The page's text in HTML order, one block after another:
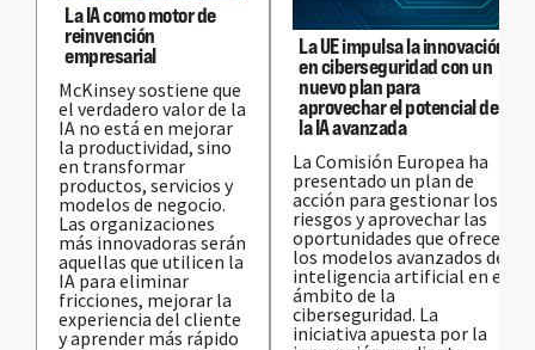
La IA como motor de
reinvención
empresarial
McKinsey sostiene que
el verdadero valor de la
IA no está en mejorar
la productividad, sino
en transformar
productos, servicios y
modelos de negocio.
Las organizaciones
más innovadoras serán
aquellas que utilicen la
IA para eliminar
fricciones, mejorar la
experiencia del cliente
y aprender más rápido
La UE impulsa la innovación
en ciberseguridad con un
nuevo plan para
aprovechar el potencial de
la IA avanzada
La Comisión Europea ha
presentado un plan de
acción para gestionar los
riesgos y aprovechar las
oportunidades que ofrecen
los modelos avanzados de
inteligencia artificial en el
ámbito de la
ciberseguridad. La
iniciativa apuesta por la